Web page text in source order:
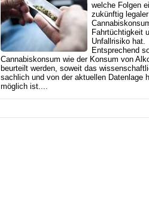
welche Folgen
zukünftig legaler
Fahrtüchtigkeit
Unfallrisiko hat.
Entsprechend
Cannabiskonsum wie der Konsum von
beurteilt werden, soweit das
sachlich und von der aktuellen Datenlage
möglich ist....